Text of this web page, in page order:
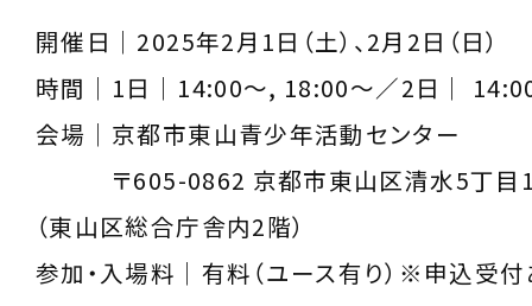
開催日｜2025年2月1日（土）、2月2日（日）
時間｜1日｜14:00～, 18:00～／2日｜
会場｜京都市東山青少年活動センター
〒605-0862 京都市東山区清水5丁目
（東山区総合庁舎内2階）
参加・入場料｜有料（ユース有り）※申込受付